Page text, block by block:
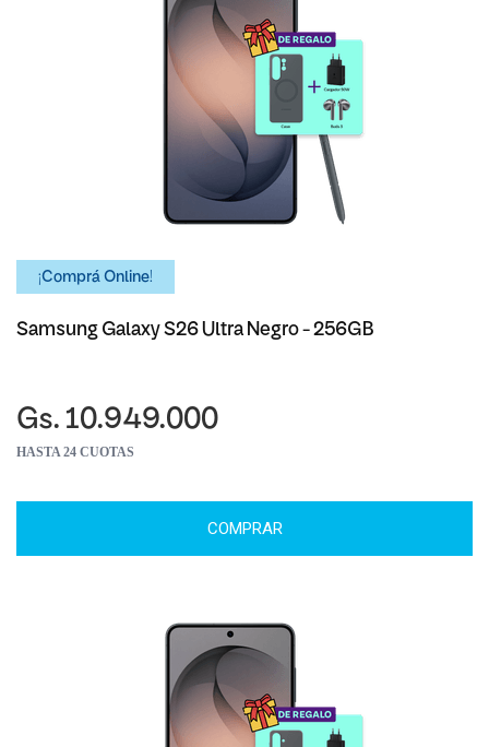
¡Comprá Online!
Samsung Galaxy S26 Ultra Negro - 256GB
Gs. 10.949.000
HASTA 24 CUOTAS
COMPRAR